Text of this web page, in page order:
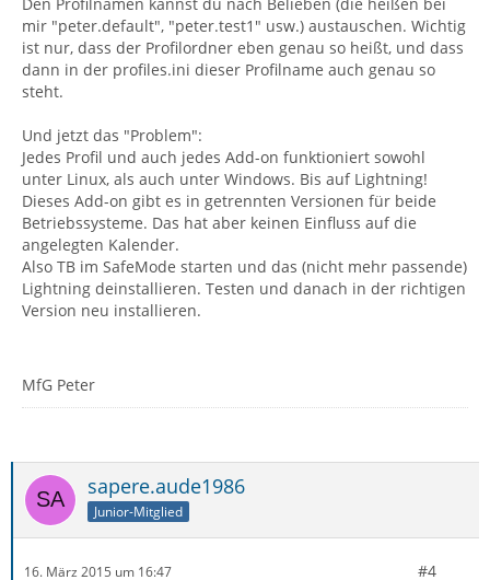
mir "peter.default", "peter.test1" usw.) austauschen. Wichtig
ist nur, dass der Profilordner eben genau so heißt, und dass
dann in der profiles.ini dieser Profilname auch genau so
steht.
Und jetzt das "Problem":
Jedes Profil und auch jedes Add-on funktioniert sowohl
unter Linux, als auch unter Windows. Bis auf Lightning!
Dieses Add-on gibt es in getrennten Versionen für beide
Betriebssysteme. Das hat aber keinen Einfluss auf die
angelegten Kalender.
Also TB im SafeMode starten und das (nicht mehr passende)
Lightning deinstallieren. Testen und danach in der richtigen
Version neu installieren.
MfG Peter
sapere.aude1986
Junior-Mitglied
16. März 2015 um 16:47 #4